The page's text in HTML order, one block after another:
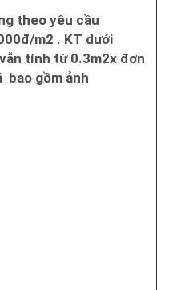
theo yêu cầu
m2 . KT dưới
tính từ 0.3m2x đơn
bao gồm ảnh